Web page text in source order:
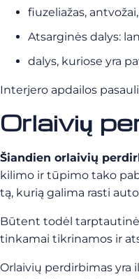
fiuzeliažas,
Atsarginės dalys:
dalys, kuriose yra
Interjero apdailos
Orlaivių
Šiandien orlaivių
kilimo ir tūpimo tako
tą, kurią galima rasti
Būtent todėl tarptautinė
tinkamai tikrinamos ir
Orlaivių perdirbimas yra